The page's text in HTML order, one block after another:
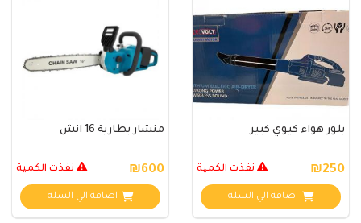
بلور هواء كيوي كبير
₪250 نفذت الكمية
اضافة الي السلة
منشار بطارية 16 انش
₪600 نفذت الكمية
اضافة الي السلة